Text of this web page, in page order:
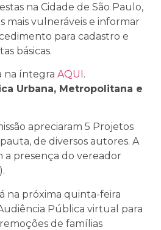
na Cidade de São Paulo,
mais vulneráveis e informar
para cadastro e
básicas.
na íntegra AQUI.
Urbana, Metropolitana e
apreciaram 5 Projetos
de diversos autores. A
presença do vereador
na próxima quinta-feira
Pública virtual para
de famílias